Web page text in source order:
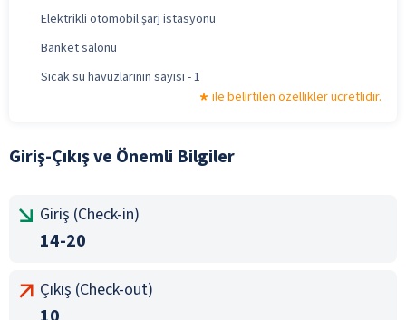
Elektrikli otomobil şarj istasyonu
Banket salonu
Sıcak su havuzlarının sayısı - 1
ile belirtilen özellikler ücretlidir.
Giriş-Çıkış ve Önemli Bilgiler
Giriş (Check-in)
14-20
Çıkış (Check-out)